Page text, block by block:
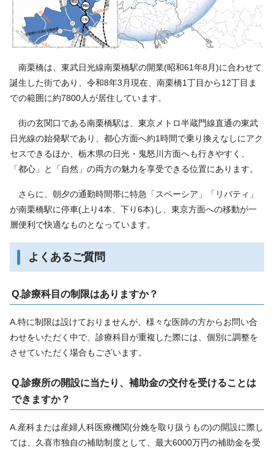
南栗橋は、東武日光線南栗橋駅の開業(昭和61年8月)に合わせて
誕生した街であり、令和8年3月現在、南栗橋1丁目から12丁目ま
での範囲に約7800人が居住しています。
街の玄関口である南栗橋駅は、東京メトロ半蔵門線直通の東武
日光線の始発駅であり、都心方面へ約1時間で乗り換えなしにアク
セスできるほか、栃木県の日光・鬼怒川方面へも行きやすく、
「都心」と「自然」の両方の魅力を享受できる位置にあります。
さらに、朝夕の通勤時間帯に特急「スペーシア」「リバティ」
が南栗橋駅に停車(上り4本、下り6本)し、東京方面への移動が一
層便利で快適なものとなっています。
よくあるご質問
Q.診療科目の制限はありますか？
A.特に制限は設けておりませんが、様々な医師の方からお問い合
わせをいただく中で、診療科目が重複した際には、個別に調整を
させていただく場合もございます。
Q.診療所の開設に当たり、補助金の交付を受けることは
できますか？
A.産科または産婦人科医療機関(分娩を取り扱うもの)の開設に際し
ては、久喜市独自の補助制度として、最大6000万円の補助金を受